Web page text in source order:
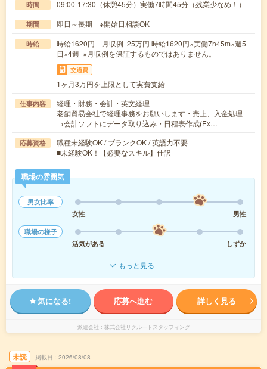
時間 09:00-17:30（休憩45分）実働7時間45分（残業少なめ！）
期間 即日～長期 ※開始日相談OK
時給
時給1620円 月収例 25万円 時給1620円×実働7h45m×週5
日×4週 ※月収例を保証するものではありません。
交通費
1ヶ月3万円を上限として実費支給
仕事内容
経理・財務・会計・英文経理
老舗貿易会社で経理事務をお願いします・売上、入金処理
→会計ソフトにデータ取り込み・日程表作成(Ex…
応募資格
職種未経験OK / ブランクOK / 英語力不要
■未経験OK！【必要なスキル】仕訳
職場の雰囲気
男女比率
女性
男性
職場の様子
活気がある
しずか
もっと見る
気になる! 応募へ進む 詳しく見る
派遣会社 株式会社リクルートスタッフィング
未読 掲載日 2026/08/08